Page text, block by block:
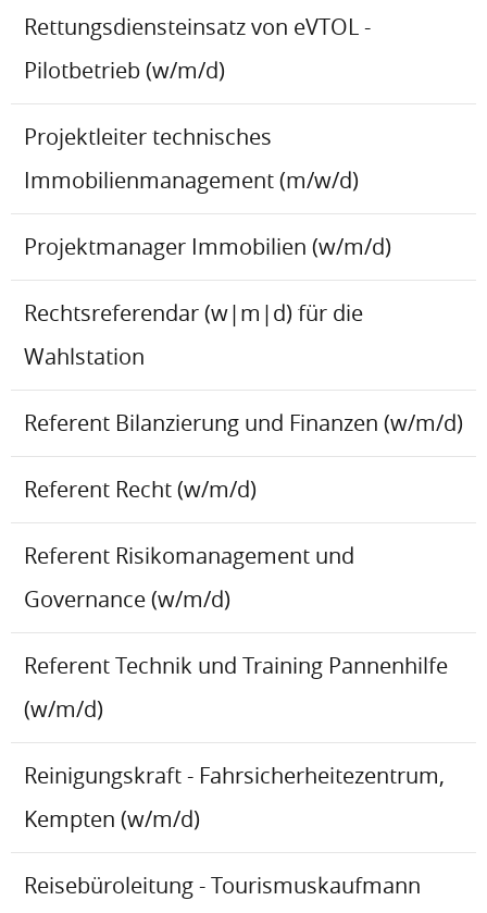
Rettungsdiensteinsatz von eVTOL -
Pilotbetrieb (w/m/d)
Projektleiter technisches
Immobilienmanagement (m/w/d)
Projektmanager Immobilien (w/m/d)
Rechtsreferendar (w|m|d) für die
Wahlstation
Referent Bilanzierung und Finanzen (w/m/d)
Referent Recht (w/m/d)
Referent Risikomanagement und
Governance (w/m/d)
Referent Technik und Training Pannenhilfe
(w/m/d)
Reinigungskraft - Fahrsicherheitezentrum,
Kempten (w/m/d)
Reisebüroleitung - Tourismuskaufmann